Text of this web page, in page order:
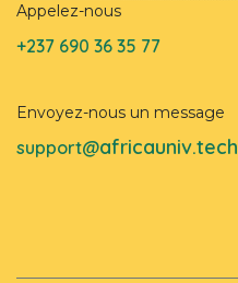
Appelez-nous
+237 690 36 35 77
Envoyez-nous un message
support@africauniv.tech